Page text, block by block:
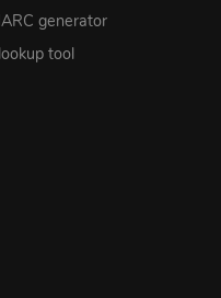
generator
tool